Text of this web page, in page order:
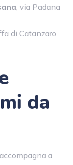
, via Padana
di Catanzaro
da
a